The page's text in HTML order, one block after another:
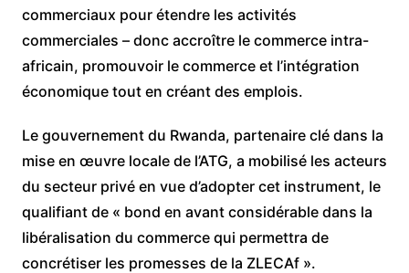
commerciaux pour étendre les activités
commerciales – donc accroître le commerce intra-
africain, promouvoir le commerce et l’intégration
économique tout en créant des emplois.
Le gouvernement du Rwanda, partenaire clé dans la
mise en œuvre locale de l’ATG, a mobilisé les acteurs
du secteur privé en vue d’adopter cet instrument, le
qualifiant de « bond en avant considérable dans la
libéralisation du commerce qui permettra de
concrétiser les promesses de la ZLECAf ».